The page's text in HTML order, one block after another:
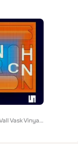
Various Artists, Vall Vask Vinyals, LUBLB, Space Modular, SNS, CPSL, DBaldokhin, RATIGAR, Ftor, Uasmi Nasser, Quiet Light, Leeza...